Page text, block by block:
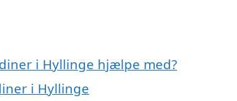
i Hyllinge hjælpe med?
i Hyllinge